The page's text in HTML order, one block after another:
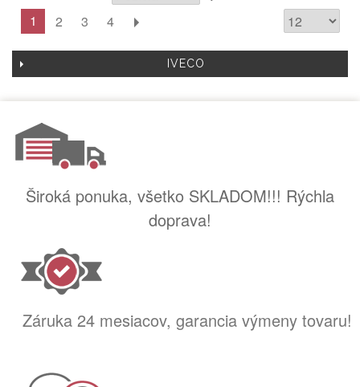
1 2 3 4
IVECO
Široká ponuka, všetko SKLADOM!!! Rýchla
doprava!
Záruka 24 mesiacov, garancia výmeny tovaru!